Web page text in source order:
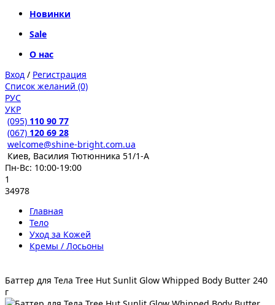
Новинки
Sale
О нас
Вход / Регистрация
Список желаний (0)
РУС
УКР
(095) 110 90 77
(067) 120 69 28
welcome@shine-bright.com.ua
Киев, Василия Тютюнника 51/1-А
Пн-Вс: 10:00-19:00
1
34978
Главная
Тело
Уход за Кожей
Кремы / Лосьоны
Баттер для Тела Tree Hut Sunlit Glow Whipped Body Butter 240
г